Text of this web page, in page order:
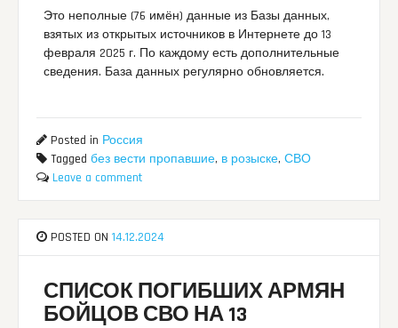
Это неполные (76 имён) данные из Базы данных,
взятых из открытых источников в Интернете до 13
февраля 2025 г. По каждому есть дополнительные
сведения. База данных регулярно обновляется.
Posted in Россия
Taggedбез вести пропавшие, в розыске,СВО
Leave a comment
POSTED ON14.12.2024
СПИСОК ПОГИБШИХ АРМЯН
БОЙЦОВ СВО НА 13